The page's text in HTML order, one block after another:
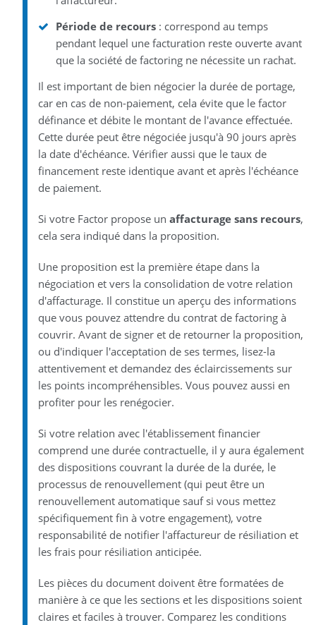
Période de recours: correspond au temps
pendant lequel une facturation reste ouverte avant
que la société de factoring ne nécessite un rachat.
Il est important de bien négocier la durée de portage,
car en cas de non-paiement, cela évite que le factor
définance et débite le montant de l'avance effectuée.
Cette durée peut être négociée jusqu'à 90 jours après
la date d'échéance. Vérifier aussi que le taux de
financement reste identique avant et après l'échéance
de paiement.
Si votre Factor propose un affacturage sans recours,
cela sera indiqué dans la proposition.
Une proposition est la première étape dans la
négociation et vers la consolidation de votre relation
d'affacturage. Il constitue un aperçu des informations
que vous pouvez attendre du contrat de factoring à
couvrir. Avant de signer et de retourner la proposition,
ou d'indiquer l'acceptation de ses termes, lisez-la
attentivement et demandez des éclaircissements sur
les points incompréhensibles. Vous pouvez aussi en
profiter pour les renégocier.
Si votre relation avec l'établissement financier
comprend une durée contractuelle, il y aura également
des dispositions couvrant la durée de la durée, le
processus de renouvellement (qui peut être un
renouvellement automatique sauf si vous mettez
spécifiquement fin à votre engagement), votre
responsabilité de notifier l'affactureur de résiliation et
les frais pour résiliation anticipée.
Les pièces du document doivent être formatées de
manière à ce que les sections et les dispositions soient
claires et faciles à trouver. Comparez les conditions